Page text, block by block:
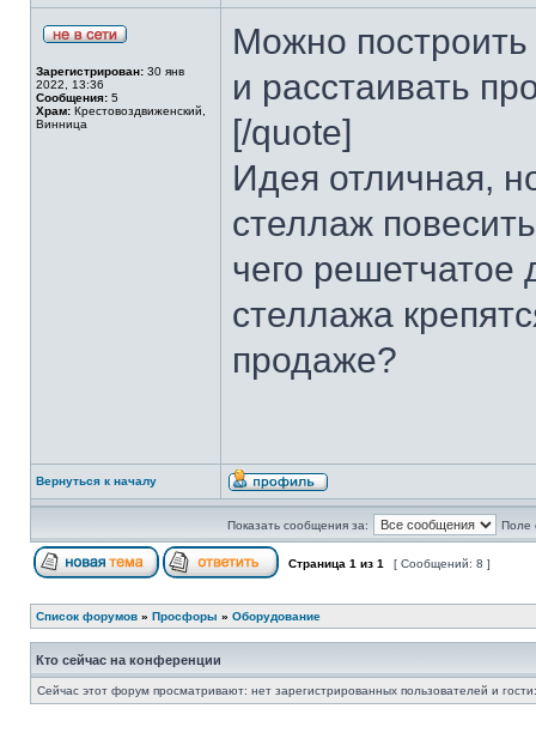
Зарегистрирован: 30 янв
2022, 13:36
Сообщения: 5
Храм: Крестовоздвиженский,
Винница
Можно
и расстаивать
[/quote]
Идея отличная,
стеллаж
чего решетчатое
стеллажа
продаже?
Вернуться к началу
Показать сообщения за: Поле
Страница 1 из 1 [ Сообщений: 8 ]
Список форумов » Просфоры » Оборудование
Кто сейчас на конференции
Сейчас этот форум просматривают: нет зарегистрированных пользователей и